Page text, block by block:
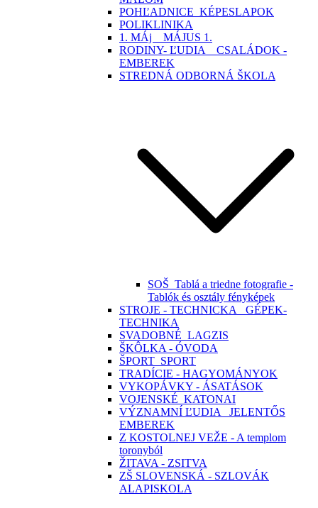
POHĽADNICE_KÉPESLAPOK
POLIKLINIKA
1. MÁj _ MÁJUS 1.
RODINY- ĽUDIA _ CSALÁDOK -
EMBEREK
STREDNÁ ODBORNÁ ŠKOLA
SOŠ_Tablá a triedne fotografie -
Tablók és osztály fényképek
STROJE - TECHNICKA_ GÉPEK-
TECHNIKA
SVADOBNÉ_LAGZIS
ŠKÔLKA - ÓVODA
ŠPORT_SPORT
TRADÍCIE - HAGYOMÁNYOK
VYKOPÁVKY - ÁSATÁSOK
VOJENSKÉ_KATONAI
VÝZNAMNÍ ĽUDIA _JELENTŐS
EMBEREK
Z KOSTOLNEJ VEŽE - A templom
toronyból
ŽITAVA - ZSITVA
ZŠ SLOVENSKÁ - SZLOVÁK
ALAPISKOLA